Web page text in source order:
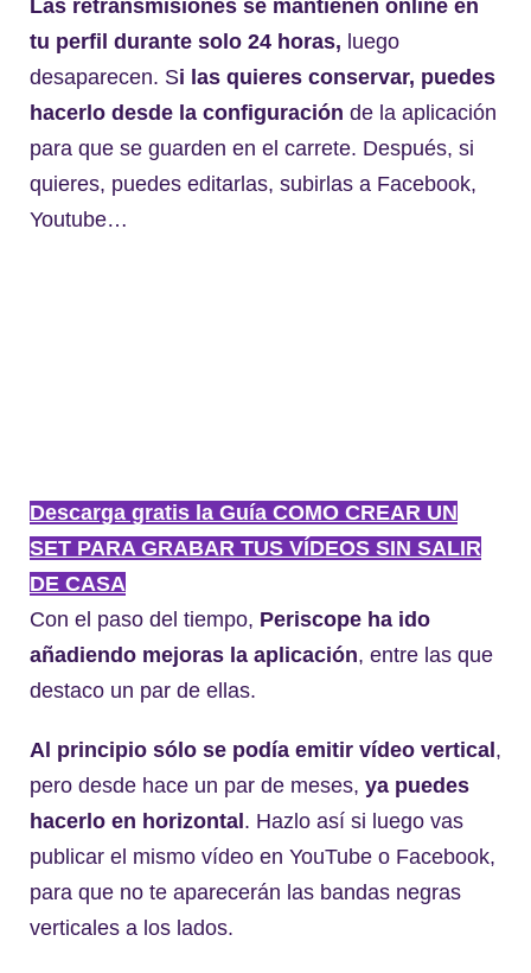
Las retransmisiones se mantienen online en
tu perfil durante solo 24 horas, luego
desaparecen. Si las quieres conservar, puedes
hacerlo desde la configuración de la aplicación
para que se guarden en el carrete. Después, si
quieres, puedes editarlas, subirlas a Facebook,
Youtube…
Descarga gratis la Guía COMO CREAR UN
SET PARA GRABAR TUS VÍDEOS SIN SALIR
DE CASA
Con el paso del tiempo, Periscope ha ido
añadiendo mejoras la aplicación, entre las que
destaco un par de ellas.
Al principio sólo se podía emitir vídeo vertical,
pero desde hace un par de meses, ya puedes
hacerlo en horizontal. Hazlo así si luego vas
publicar el mismo vídeo en YouTube o Facebook,
para que no te aparecerán las bandas negras
verticales a los lados.